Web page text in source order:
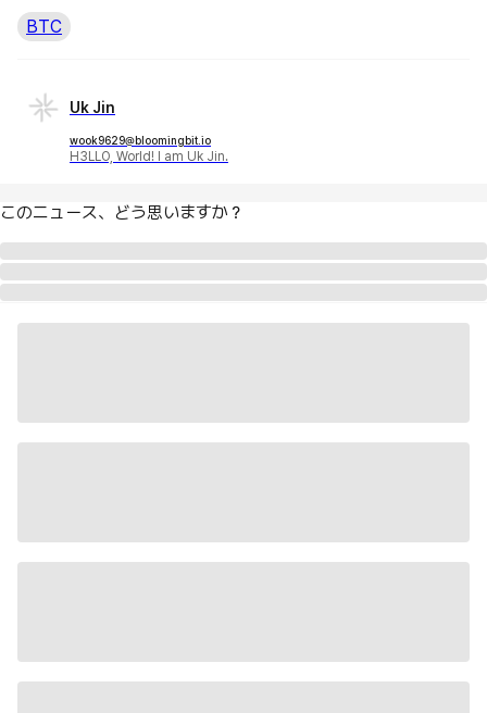
BTC
Uk Jin
wook9629@bloomingbit.io
H3LLO, World! I am Uk Jin.
このニュース、どう思いますか？